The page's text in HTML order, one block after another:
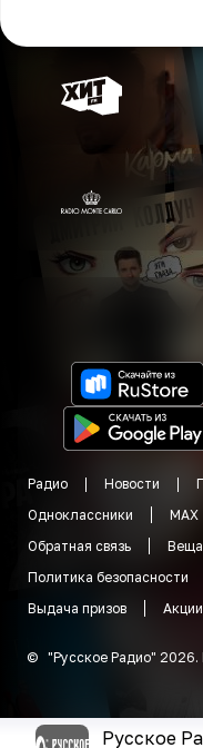
Радио Новости
Одноклассники
MAX
Обратная связь
Политика безопасности
Выдача призов
Акции
© "Русское Радио" 2026.
Русское